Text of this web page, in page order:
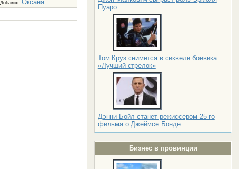
Пуаро
Том Круз снимется в сиквеле боевика
«Лучший стрелок»
Дэнни Бойл станет режиссером 25-го
фильма о Джеймсе Бонде
Бизнес в провинции
Добавил: Оксана